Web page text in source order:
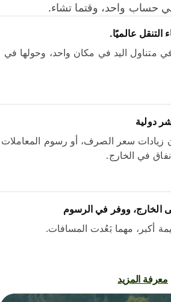
واحد، وقتما تشاء.
عالميًا.
متناول اليد في مكان واحد، وحولها في
زيادات سعر الصرف، أو رسوم المعاملات
في الخارج.
ووفر في الرسوم
أكبر، مهما بَعُدت المسافات.
المزيد